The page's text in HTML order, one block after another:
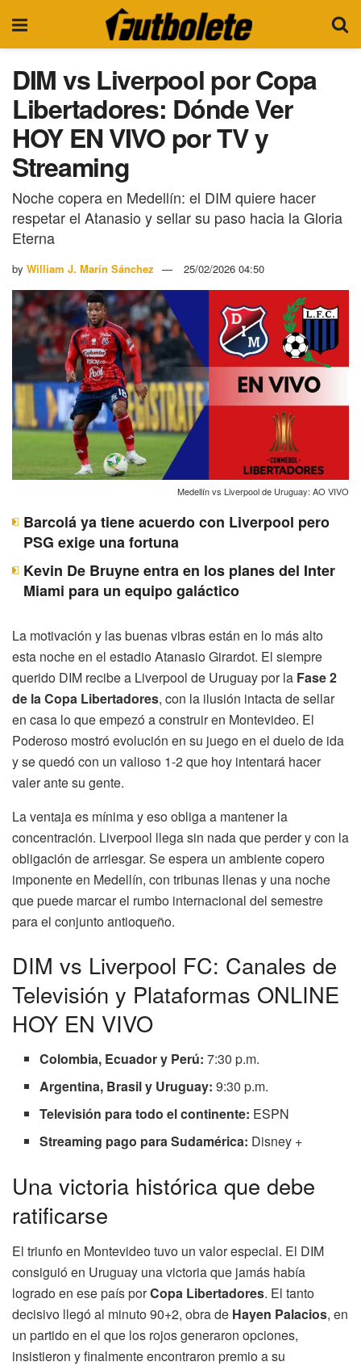
DIM vs Liverpool por Copa
Libertadores: Dónde Ver
HOY EN VIVO por TV y
Streaming
Noche copera en Medellín: el DIM quiere hacer
respetar el Atanasio y sellar su paso hacia la Gloria
Eterna
by William J. Marín Sánchez 25/02/2026 04:50
Medellín vs Liverpool de Uruguay: AO VIVO
Barcolá ya tiene acuerdo con Liverpool pero
PSG exige una fortuna
Kevin De Bruyne entra en los planes del Inter
Miami para un equipo galáctico
La motivación y las buenas vibras están en lo más alto
esta noche en el estadio Atanasio Girardot. El siempre
querido DIM recibe a Liverpool de Uruguay por la Fase 2
de la Copa Libertadores, con la ilusión intacta de sellar
en casa lo que empezó a construir en Montevideo. El
Poderoso mostró evolución en su juego en el duelo de ida
y se quedó con un valioso 1-2 que hoy intentará hacer
valer ante su gente.
La ventaja es mínima y eso obliga a mantener la
concentración. Liverpool llega sin nada que perder y con la
obligación de arriesgar. Se espera un ambiente copero
imponente en Medellín, con tribunas llenas y una noche
que puede marcar el rumbo internacional del semestre
para el conjunto antioqueño.
DIM vs Liverpool FC: Canales de
Televisión y Plataformas ONLINE
HOY EN VIVO
Colombia, Ecuador y Perú: 7:30 p.m.
Argentina, Brasil y Uruguay: 9:30 p.m.
Televisión para todo el continente: ESPN
Streaming pago para Sudamérica: Disney +
Una victoria histórica que debe
ratificarse
El triunfo en Montevideo tuvo un valor especial. El DIM
consiguió en Uruguay una victoria que jamás había
logrado en ese país porCopa Libertadores. El tanto
decisivo llegó al minuto 90+2, obra de Hayen Palacios, en
un partido en el que los rojos generaron opciones,
insistieron y finalmente encontraron premio a su